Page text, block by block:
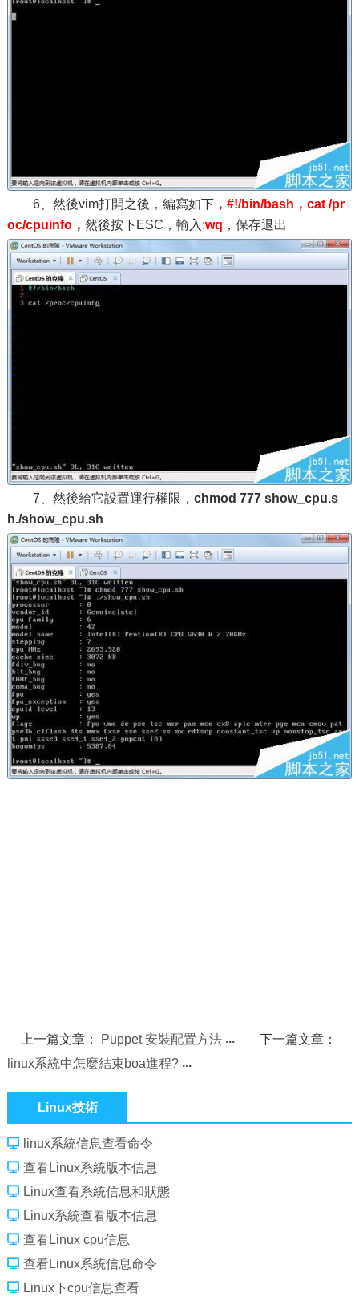
6、然後vim打開之後，編寫如下，#!/bin/bash，cat /pr
oc/cpuinfo， 然後按下ESC，輸入:wq ，保存退出
7、然後給它設置運行權限， chmod 777 show_cpu.s
h./show_cpu.sh
上一篇文章： Puppet 安裝配置方法
下一篇文章：
linux系統中怎麼結束boa進程?
Linux技術
linux系統信息查看命令
查看Linux系統版本信息
Linux查看系統信息和狀態
Linux系統查看版本信息
查看Linux cpu信息
查看Linux系統信息命令
Linux下cpu信息查看